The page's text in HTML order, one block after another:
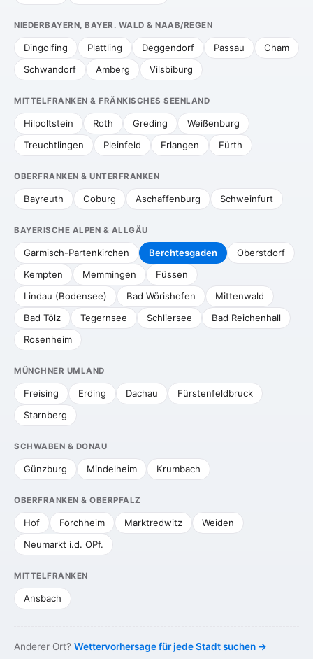
NIEDERBAYERN, BAYER. WALD & NAAB/REGEN
Dingolfing Plattling Deggendorf Passau
Cham
Schwandorf
Amberg Vilsbiburg
MITTELFRANKEN & FRÄNKISCHES SEENLAND
Hilpoltstein Roth Greding
Weißenburg
Treuchtlingen
Pleinfeld Erlangen Fürth
OBERFRANKEN & UNTERFRANKEN
Bayreuth Coburg Aschaffenburg Schweinfurt
BAYERISCHE ALPEN & ALLGÄU
Garmisch-Partenkirchen Berchtesgaden
Oberstdorf
Kempten
Memmingen
Füssen
Lindau (Bodensee)
Bad Wörishofen
Mittenwald
Bad Tölz
Tegernsee Schliersee
Bad Reichenhall
Rosenheim
MÜNCHNER UMLAND
Freising Erding Dachau
Fürstenfeldbruck
Starnberg
SCHWABEN & DONAU
Günzburg Mindelheim Krumbach
OBERFRANKEN & OBERPFALZ
Hof Forchheim Marktredwitz
Weiden
Neumarkt i.d. OPf.
MITTELFRANKEN
Ansbach
Anderer Ort? Wettervorhersage für jede Stadt suchen →